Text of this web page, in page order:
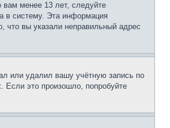
вам менее 13 лет, следуйте
в систему. Эта информация
что вы указали неправильный адрес
или удалил вашу учётную запись по
Если это произошло, попробуйте